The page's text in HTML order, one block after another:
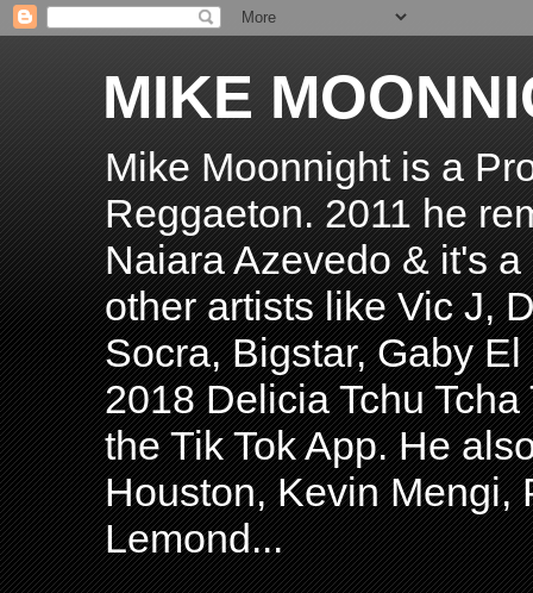
MIKE
Mike Moonnight is a
Reggaeton. 2011 he
Naiara Azevedo & it's
other artists like Vic J,
Socra, Bigstar, Gaby
2018 Delicia Tchu
the Tik Tok App. He
Houston, Kevin Mengi,
Lemond...